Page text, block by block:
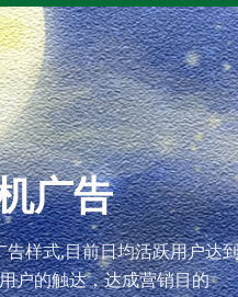
放代运营
oppo广告投放，oppo广告开